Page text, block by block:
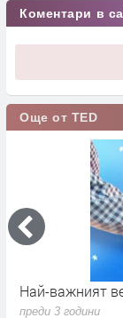
Коментари в
Още от TED
Най-важният
преди 3 години